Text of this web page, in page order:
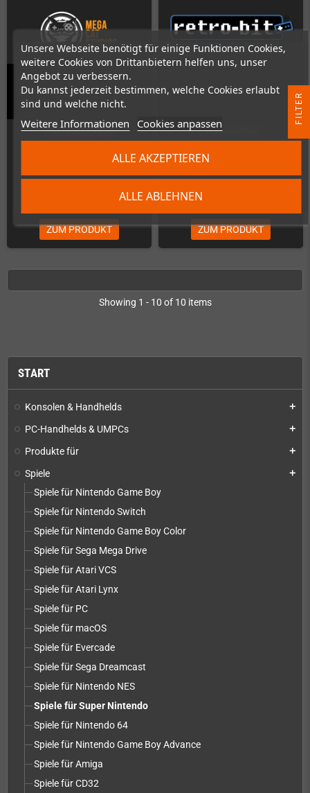
Unsere Webseite benötigt für einige Funktionen Cookies,
weitere Cookies von Drittanbietern helfen uns, unser
Angebot zu verbessern.
Du kannst jederzeit bestimmen, welche Cookies erlaubt
sind und welche nicht.
Weitere Informationen Cookies anpassen
ALLE ABLEHNEN
ALLE AKZEPTIEREN
START
Konsolen & Handhelds add
PC-Handhelds & UMPCs add
Produkte für add
Spiele add
Spiele für Nintendo Game Boy
Spiele für Nintendo Switch
Spiele für Nintendo Game Boy Color
Spiele für Sega Mega Drive
Spiele für Atari VCS
Spiele für Atari Lynx
Spiele für PC
Spiele für macOS
Spiele für Evercade
Spiele für Sega Dreamcast
Spiele für Nintendo NES
Spiele für Super Nintendo
Spiele für Nintendo 64
Spiele für Nintendo Game Boy Advance
Spiele für Amiga
Spiele für CD32
Little Medusa (Super Nintendo)
Nicht auf Lager
ZUM PRODUKT
Psycho Dream (SNES)
Vorbestellbar
ZUM PRODUKT
Showing 1 - 10 of 10 items
R